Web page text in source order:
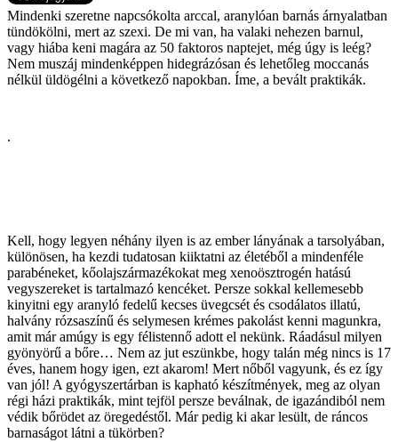
Mindenki szeretne napcsókolta arccal, aranylóan barnás árnyalatban
tündökölni, mert az szexi. De mi van, ha valaki nehezen barnul,
vagy hiába keni magára az 50 faktoros naptejet, még úgy is leég?
Nem muszáj mindenképpen hidegrázósan és lehetőleg moccanás
nélkül üldögélni a következő napokban. Íme, a bevált praktikák.
.
Kell, hogy legyen néhány ilyen is az ember lányának a tarsolyában,
különösen, ha kezdi tudatosan kiiktatni az életéből a mindenféle
parabéneket, kőolajszármazékokat meg xenoösztrogén hatású
vegyszereket is tartalmazó kencéket. Persze sokkal kellemesebb
kinyitni egy aranyló fedelű kecses üvegcsét és csodálatos illatú,
halvány rózsaszínű és selymesen krémes pakolást kenni magunkra,
amit már amúgy is egy félistennő adott el nekünk. Ráadásul milyen
gyönyörű a bőre… Nem az jut eszünkbe, hogy talán még nincs is 17
éves, hanem hogy igen, ezt akarom! Mert nőből vagyunk, és ez így
van jól! A gyógyszertárban is kapható készítmények, meg az olyan
régi házi praktikák, mint tejföl persze beválnak, de igazándiból nem
védik bőrödet az öregedéstől. Már pedig ki akar lesült, de ráncos
barnaságot látni a tükörben?